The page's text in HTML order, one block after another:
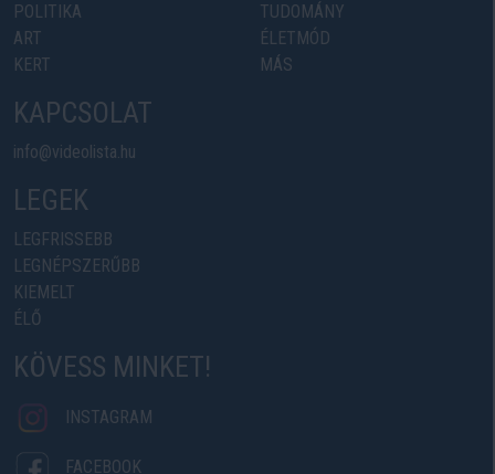
POLITIKA
ART
KERT
TUDOMÁNY
ÉLETMÓD
MÁS
KAPCSOLAT
info@videolista.hu
LEGEK
LEGFRISSEBB
LEGNÉPSZERŰBB
KIEMELT
ÉLŐ
KÖVESS MINKET!
INSTAGRAM
FACEBOOK